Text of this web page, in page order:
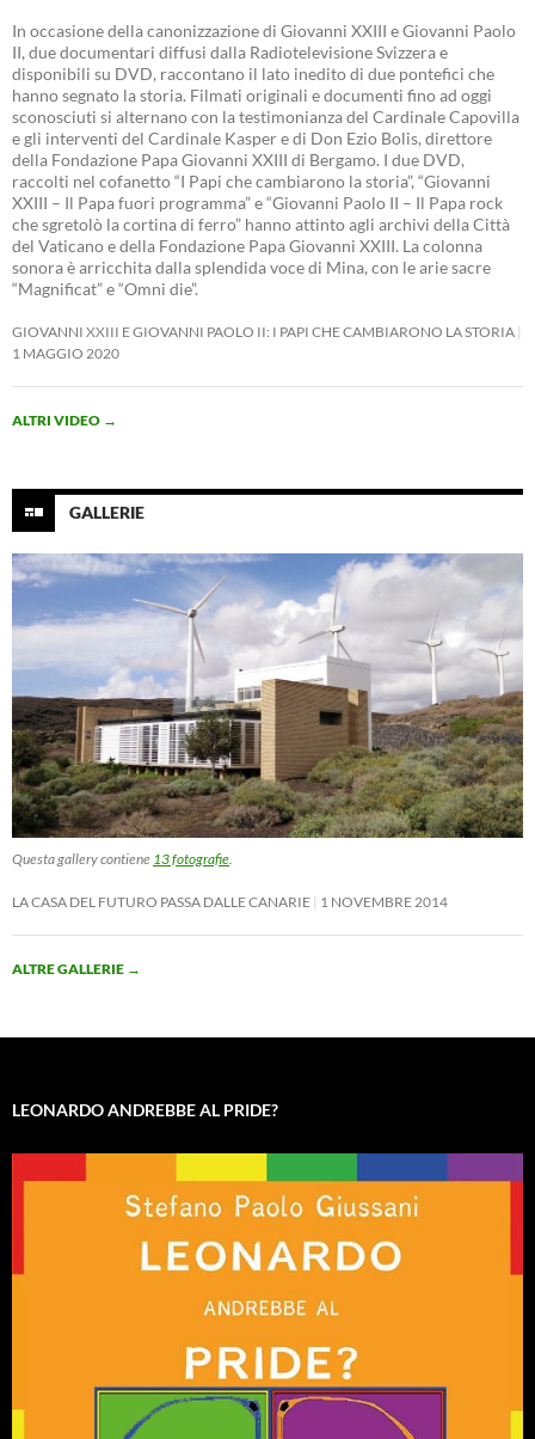
In occasione della canonizzazione di Giovanni XXIII e Giovanni Paolo
II, due documentari diffusi dalla Radiotelevisione Svizzera e
disponibili su DVD, raccontano il lato inedito di due pontefici che
hanno segnato la storia. Filmati originali e documenti fino ad oggi
sconosciuti si alternano con la testimonianza del Cardinale Capovilla
e gli interventi del Cardinale Kasper e di Don Ezio Bolis, direttore
della Fondazione Papa Giovanni XXIII di Bergamo. I due DVD,
raccolti nel cofanetto “I Papi che cambiarono la storia”, “Giovanni
XXIII – Il Papa fuori programma” e “Giovanni Paolo II – Il Papa rock
che sgretolò la cortina di ferro” hanno attinto agli archivi della Città
del Vaticano e della Fondazione Papa Giovanni XXIII. La colonna
sonora è arricchita dalla splendida voce di Mina, con le arie sacre
“Magnificat” e “Omni die”.
GIOVANNI XXIII E GIOVANNI PAOLO II: I PAPI CHE CAMBIARONO LA STORIA
1 MAGGIO 2020
ALTRI VIDEO →
GALLERIE
Questa gallery contiene 13 fotografie.
LA CASA DEL FUTURO PASSA DALLE CANARIE 1 NOVEMBRE 2014
ALTRE GALLERIE →
LEONARDO ANDREBBE AL PRIDE?